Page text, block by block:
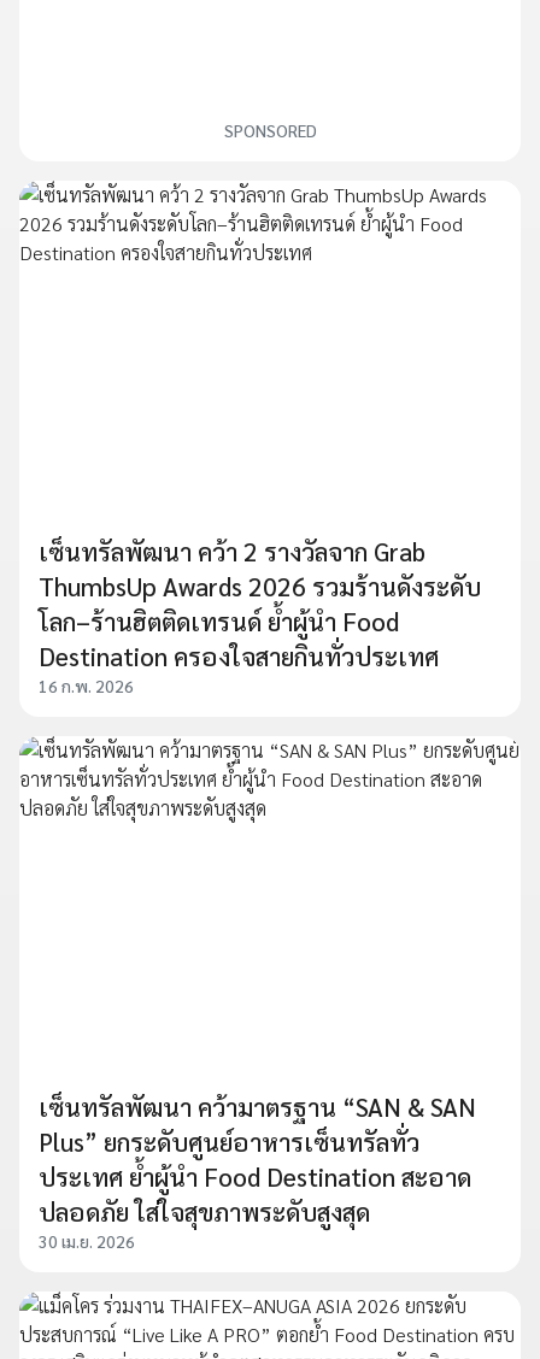
SPONSORED
เซ็นทรัลพัฒนา คว้า 2 รางวัลจาก Grab
ThumbsUp Awards 2026 รวมร้านดังระดับ
โลก–ร้านฮิตติดเทรนด์ ย้ำผู้นำ Food
Destination ครองใจสายกินทั่วประเทศ
16 ก.พ. 2026
เซ็นทรัลพัฒนา คว้ามาตรฐาน “SAN & SAN
Plus” ยกระดับศูนย์อาหารเซ็นทรัลทั่ว
ประเทศ ย้ำผู้นำ Food Destination สะอาด
ปลอดภัย ใส่ใจสุขภาพระดับสูงสุด
30 เม.ย. 2026